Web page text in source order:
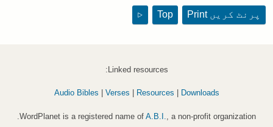
پرنٹ کریں Print
Top
▷
Linked resources:
Audio Bibles Verses Resources Downloads
WordPlanet is a registered name of A.B.I. , a non-profit organization.